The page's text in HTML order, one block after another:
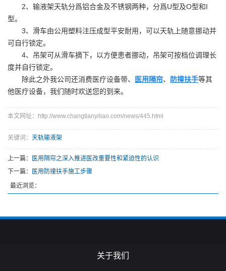
2、输液架天轨分爲铝合金及不锈钢两种，分爲U型及O型和I
型。
3、滑车由公用塑料注压成型平安耐用，可以天轨上随意挪动并
可自行锁定。
4、吊架可从滑车摘下，以方便患者挪动，吊架可按档位调理长
度并自行锁定。
除此之外我公司还消费医疗设备带、
医用隔帘、 防撞扶手等其
他医疗设备，我们随时欢送您的到来。
本文网址：http://www.changtianyiliao.com/news/445.html
关键词： 天轨输液架
上一篇：
医用隔帘之深入推进医改重要性和紧迫性的认识
下一篇：
医用防撞扶手施工步骤
最近浏览：
关于我们